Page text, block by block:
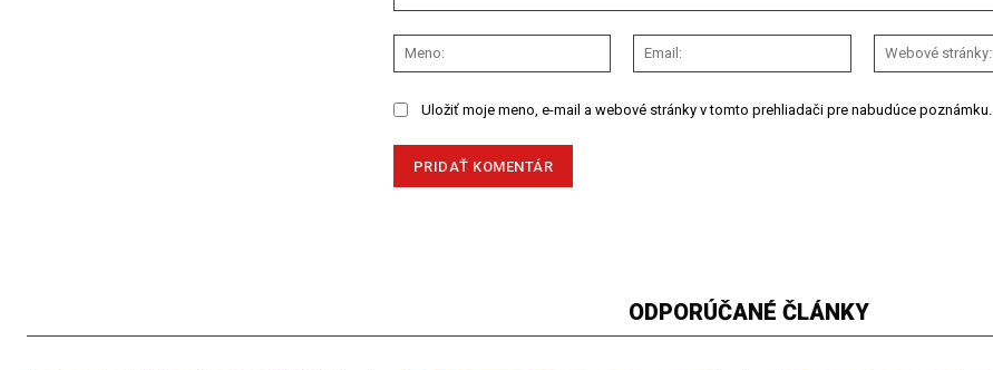
Meno:
Email:
Uložiť moje meno, e-mail a webové stránky v tomto prehliadači pre nabudúce poznámku.
ODPORÚČANÉ ČLÁNKY